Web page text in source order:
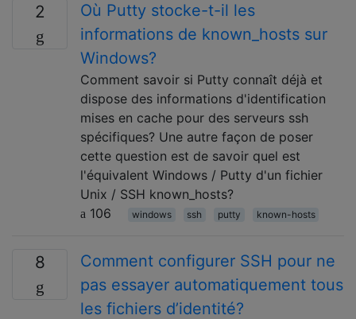
2
Où Putty stocke-t-il les
informations de known_hosts sur
Windows?
Comment savoir si Putty connaît déjà et
dispose des informations d'identification
mises en cache pour des serveurs ssh
spécifiques? Une autre façon de poser
cette question est de savoir quel est
l'équivalent Windows / Putty d'un fichier
Unix / SSH known_hosts?
106
windows ssh putty known-hosts
8
Comment configurer SSH pour ne
pas essayer automatiquement tous
les fichiers d’identité?